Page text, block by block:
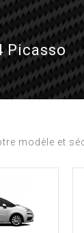
Picasso
modèle et